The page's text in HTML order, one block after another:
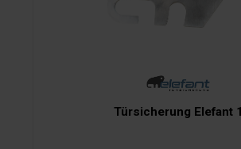
Türsicherung Elefant 1